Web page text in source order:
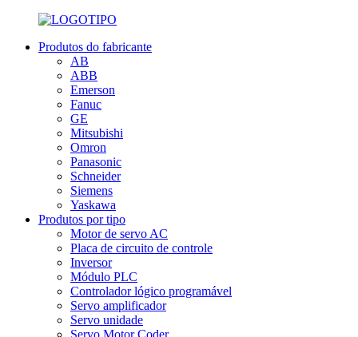
Produtos do fabricante
AB
ABB
Emerson
Fanuc
GE
Mitsubishi
Omron
Panasonic
Schneider
Siemens
Yaskawa
Produtos por tipo
Motor de servo AC
Placa de circuito de controle
Inversor
Módulo PLC
Controlador lógico programável
Servo amplificador
Servo unidade
Servo Motor Coder